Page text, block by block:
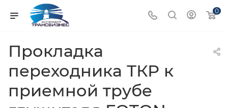
0
Прокладка
переходника ТКР к
приемной трубе